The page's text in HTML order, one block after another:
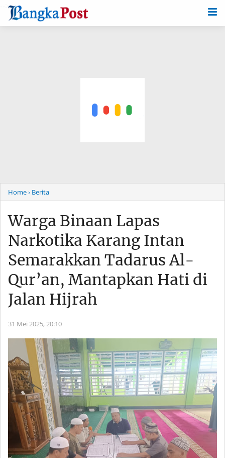
-->
Home› Berita
Warga Binaan Lapas
Narkotika Karang Intan
Semarakkan Tadarus Al-
Qur’an, Mantapkan Hati di
Jalan Hijrah
31 Mei 2025, 20:10